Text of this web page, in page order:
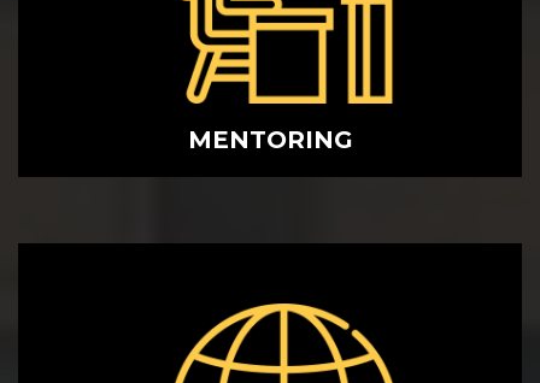
MENTORING
UMREŽAVANJE